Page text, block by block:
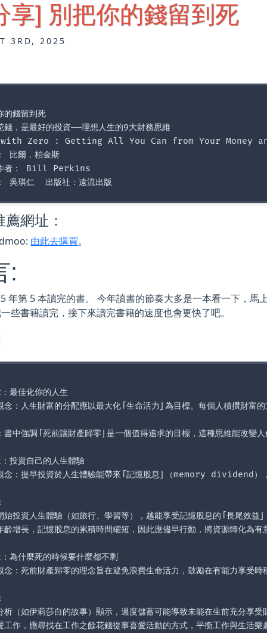
享] 別把你的錢留到死
3RD, 2025
的錢留到死
錢，是最好的投資——理想人生的9大財務思維
Zero : Getting All You Can from Your Money
比爾．柏金斯
者： Bill Perkins
網址：
由此去購買。
:
年第 5 本讀完的書。 今年讀書的節奏大多是一本看一下，馬
些書籍讀完，接下來讀完書籍的速度也會更快了吧。
最佳化你的人生
念：人生財富的分配應以最大化「生命活力」為目標。每個人積攢財
書中強調「死前讓財產歸零」是一個值得追求的目標，這種思維能改
投資自己的人生體驗
念：提早投資於人生體驗能帶來「記憶股息」（memory dividend）
始投資人生體驗（如旅行、學習等），越能享受記憶股息的「長尾效益
齡增長，記憶股息的累積時間縮短，因此應儘早行動，將資源轉化為有
為什麼死的時候要什麼都不剩
念：死前財產歸零的理念旨在避免浪費生命活力，鼓勵在有能力享受
析（如伊莉莎白的故事）顯示，過度儲蓄可能導致未能在生前充分享
工作，應尋找在工作之餘花錢從事喜愛活動的方式，平衡工作與生活樂